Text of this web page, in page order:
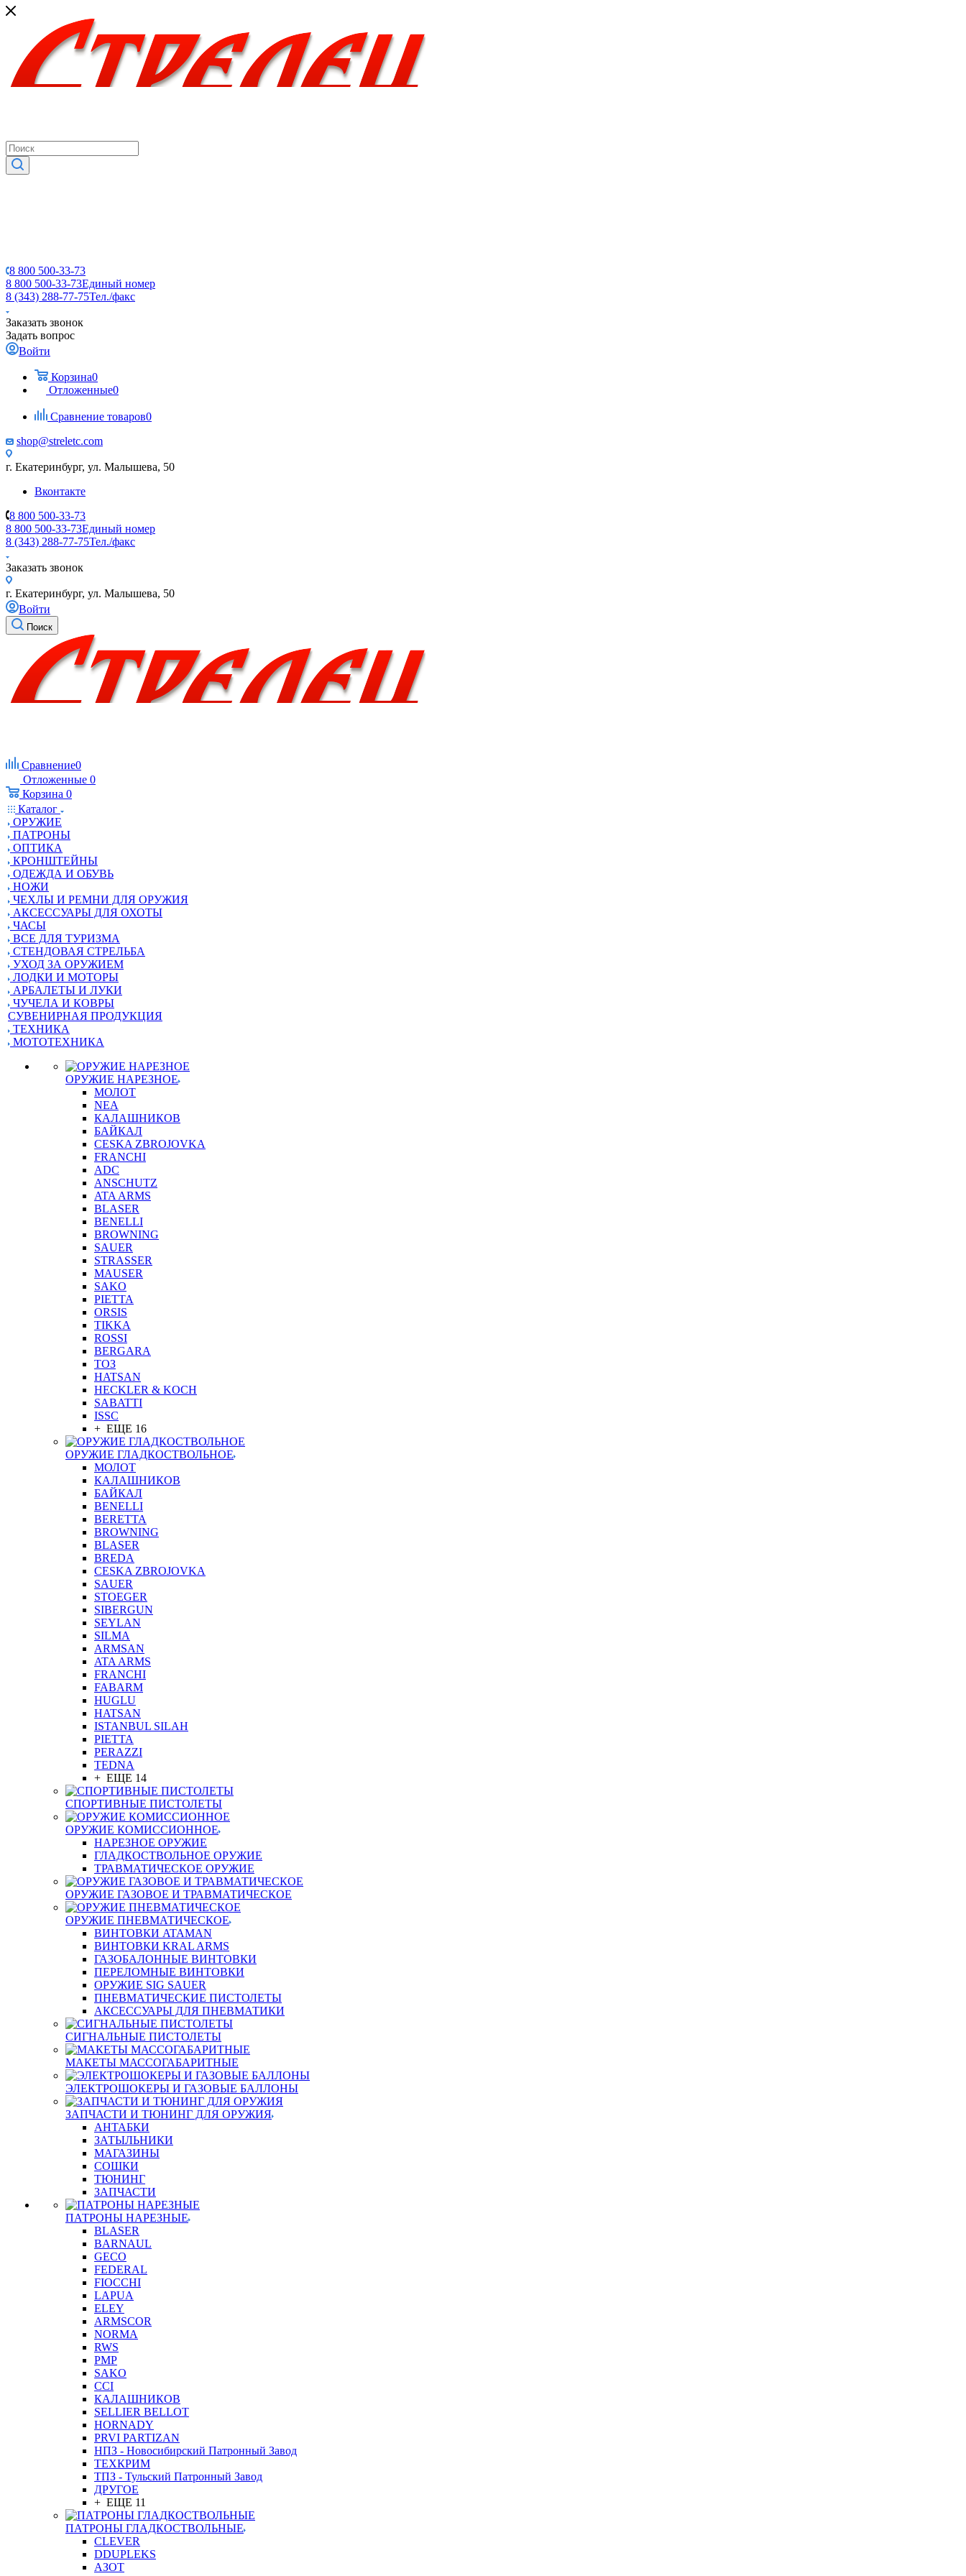
8 800 500-33-73
8 800 500-33-73Единый номер
8 (343) 288-77-75Тел./факс
Заказать звонок
Задать вопрос
Войти
Корзина0
Отложенные0
Сравнение товаров0
shop@streletc.com
г. Екатеринбург, ул. Малышева, 50
Вконтакте
8 800 500-33-73
8 800 500-33-73Единый номер
8 (343) 288-77-75Тел./факс
Заказать звонок
г. Екатеринбург, ул. Малышева, 50
Войти
Поиск
Сравнение0
Отложенные 0
Корзина 0
Каталог
ОРУЖИЕ
ПАТРОНЫ
ОПТИКА
КРОНШТЕЙНЫ
ОДЕЖДА И ОБУВЬ
НОЖИ
ЧЕХЛЫ И РЕМНИ ДЛЯ ОРУЖИЯ
АКСЕССУАРЫ ДЛЯ ОХОТЫ
ЧАСЫ
ВСЕ ДЛЯ ТУРИЗМА
СТЕНДОВАЯ СТРЕЛЬБА
УХОД ЗА ОРУЖИЕМ
ЛОДКИ И МОТОРЫ
АРБАЛЕТЫ И ЛУКИ
ЧУЧЕЛА И КОВРЫ
СУВЕНИРНАЯ ПРОДУКЦИЯ
ТЕХНИКА
МОТОТЕХНИКА
ОРУЖИЕ НАРЕЗНОЕ
МОЛОТ
NEA
КАЛАШНИКОВ
БАЙКАЛ
CESKA ZBROJOVKA
FRANCHI
ADC
ANSCHUTZ
ATA ARMS
BLASER
BENELLI
BROWNING
SAUER
STRASSER
MAUSER
SAKO
PIETTA
ORSIS
TIKKA
ROSSI
BERGARA
ТОЗ
HATSAN
HECKLER & KOCH
SABATTI
ISSC
+ ЕЩЕ 16
ОРУЖИЕ ГЛАДКОСТВОЛЬНОЕ
МОЛОТ
КАЛАШНИКОВ
БАЙКАЛ
BENELLI
BERETTA
BROWNING
BLASER
BREDA
CESKA ZBROJOVKA
SAUER
STOEGER
SIBERGUN
SEYLAN
SILMA
ARMSAN
ATA ARMS
FRANCHI
FABARM
HUGLU
HATSAN
ISTANBUL SILAH
PIETTA
PERAZZI
TEDNA
+ ЕЩЕ 14
СПОРТИВНЫЕ ПИСТОЛЕТЫ
ОРУЖИЕ КОМИССИОННОЕ
НАРЕЗНОЕ ОРУЖИЕ
ГЛАДКОСТВОЛЬНОЕ ОРУЖИЕ
ТРАВМАТИЧЕСКОЕ ОРУЖИЕ
ОРУЖИЕ ГАЗОВОЕ И ТРАВМАТИЧЕСКОЕ
ОРУЖИЕ ПНЕВМАТИЧЕСКОЕ
ВИНТОВКИ ATAMAN
ВИНТОВКИ KRAL ARMS
ГАЗОБАЛОННЫЕ ВИНТОВКИ
ПЕРЕЛОМНЫЕ ВИНТОВКИ
ОРУЖИЕ SIG SAUER
ПНЕВМАТИЧЕСКИЕ ПИСТОЛЕТЫ
АКСЕССУАРЫ ДЛЯ ПНЕВМАТИКИ
СИГНАЛЬНЫЕ ПИСТОЛЕТЫ
МАКЕТЫ МАССОГАБАРИТНЫЕ
ЭЛЕКТРОШОКЕРЫ И ГАЗОВЫЕ БАЛЛОНЫ
ЗАПЧАСТИ И ТЮНИНГ ДЛЯ ОРУЖИЯ
АНТАБКИ
ЗАТЫЛЬНИКИ
МАГАЗИНЫ
СОШКИ
ТЮНИНГ
ЗАПЧАСТИ
ПАТРОНЫ НАРЕЗНЫЕ
BLASER
BARNAUL
GEСO
FEDERAL
FIOCCHI
LAPUA
ELEY
ARMSCOR
NORMA
RWS
PMP
SAKO
CCI
КАЛАШНИКОВ
SELLIER BELLOT
HORNADY
PRVI PARTIZAN
НПЗ - Новосибирский Патронный Завод
ТЕХКРИМ
ТПЗ - Тульский Патронный Завод
ДРУГОЕ
+ ЕЩЕ 11
ПАТРОНЫ ГЛАДКОСТВОЛЬНЫЕ
CLEVER
DDUPLEKS
АЗОТ